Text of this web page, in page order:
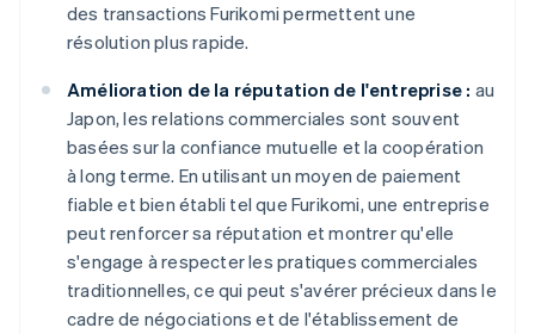
des transactions Furikomi permettent une
résolution plus rapide.
Amélioration de la réputation de l'entreprise : au
Japon, les relations commerciales sont souvent
basées sur la confiance mutuelle et la coopération
à long terme. En utilisant un moyen de paiement
fiable et bien établi tel que Furikomi, une entreprise
peut renforcer sa réputation et montrer qu'elle
s'engage à respecter les pratiques commerciales
traditionnelles, ce qui peut s'avérer précieux dans le
cadre de négociations et de l'établissement de